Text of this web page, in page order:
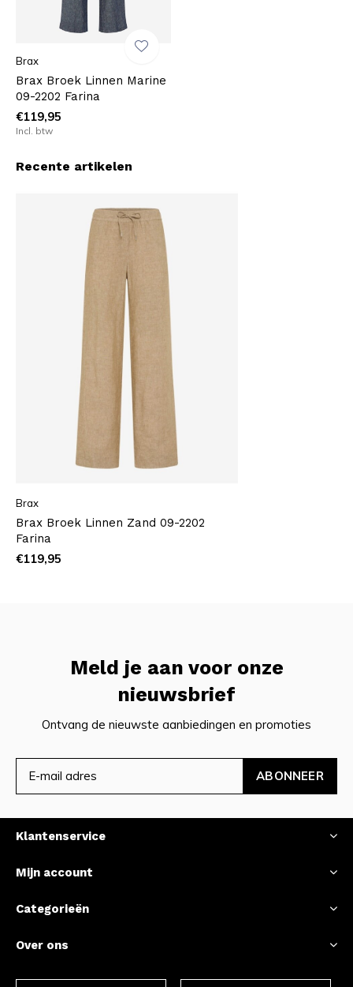
Brax
Brax Broek Linnen Marine
09-2202 Farina
€119,95
Incl. btw
Recente artikelen
Brax
Brax Broek Linnen Zand 09-2202
Farina
€119,95
Meld je aan voor onze
nieuwsbrief
Ontvang de nieuwste aanbiedingen en promoties
ABONNEER
Klantenservice
Mijn account
Categorieën
Over ons